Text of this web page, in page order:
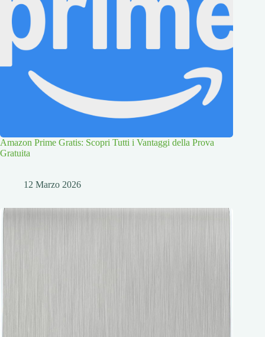
Amazon Prime Gratis: Scopri Tutti i Vantaggi della Prova
Gratuita
12 Marzo 2026